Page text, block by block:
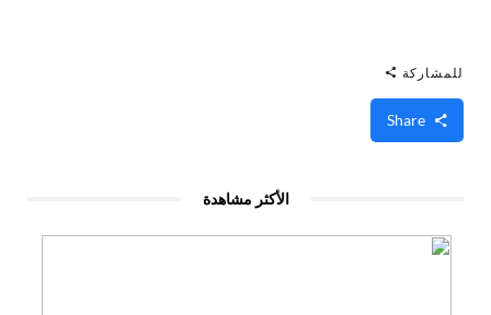
للمشاركة
الأكثر مشاهدة